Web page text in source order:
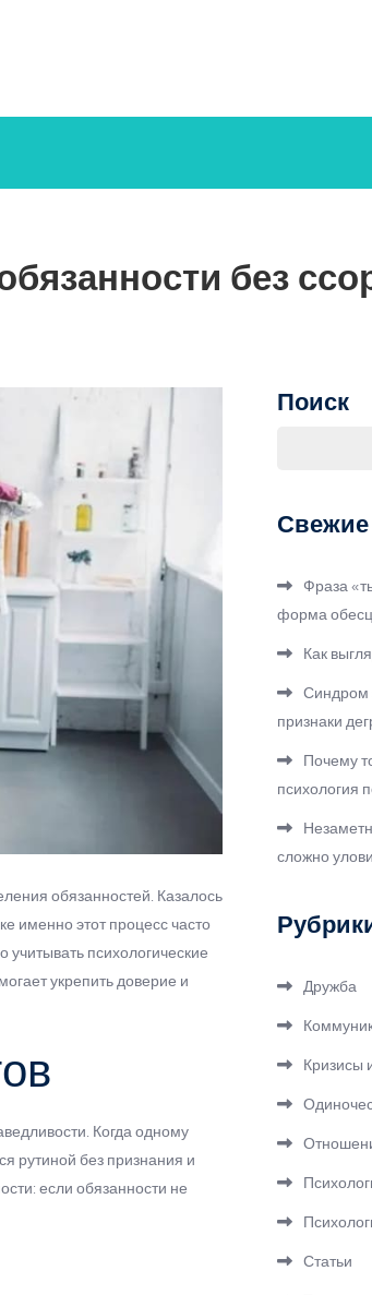
без
обязанностей. Казалось
именно этот процесс часто
психологические
укрепить доверие и
Когда одному
рутиной без признания и
если обязанности не
Поиск
Свежие
Фраза
форма
Как
Синдром
признаки
Почему
психология
сложно
Дружба
Кризисы
Статьи